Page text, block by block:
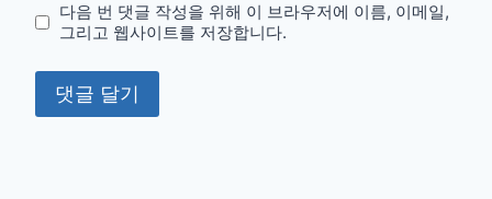
다음 번 댓글 작성을 위해 이 브라우저에 이름, 이메일,
그리고 웹사이트를 저장합니다.